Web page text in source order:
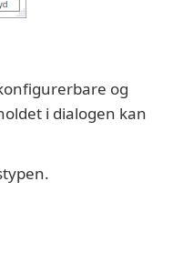
og
i dialogen kan